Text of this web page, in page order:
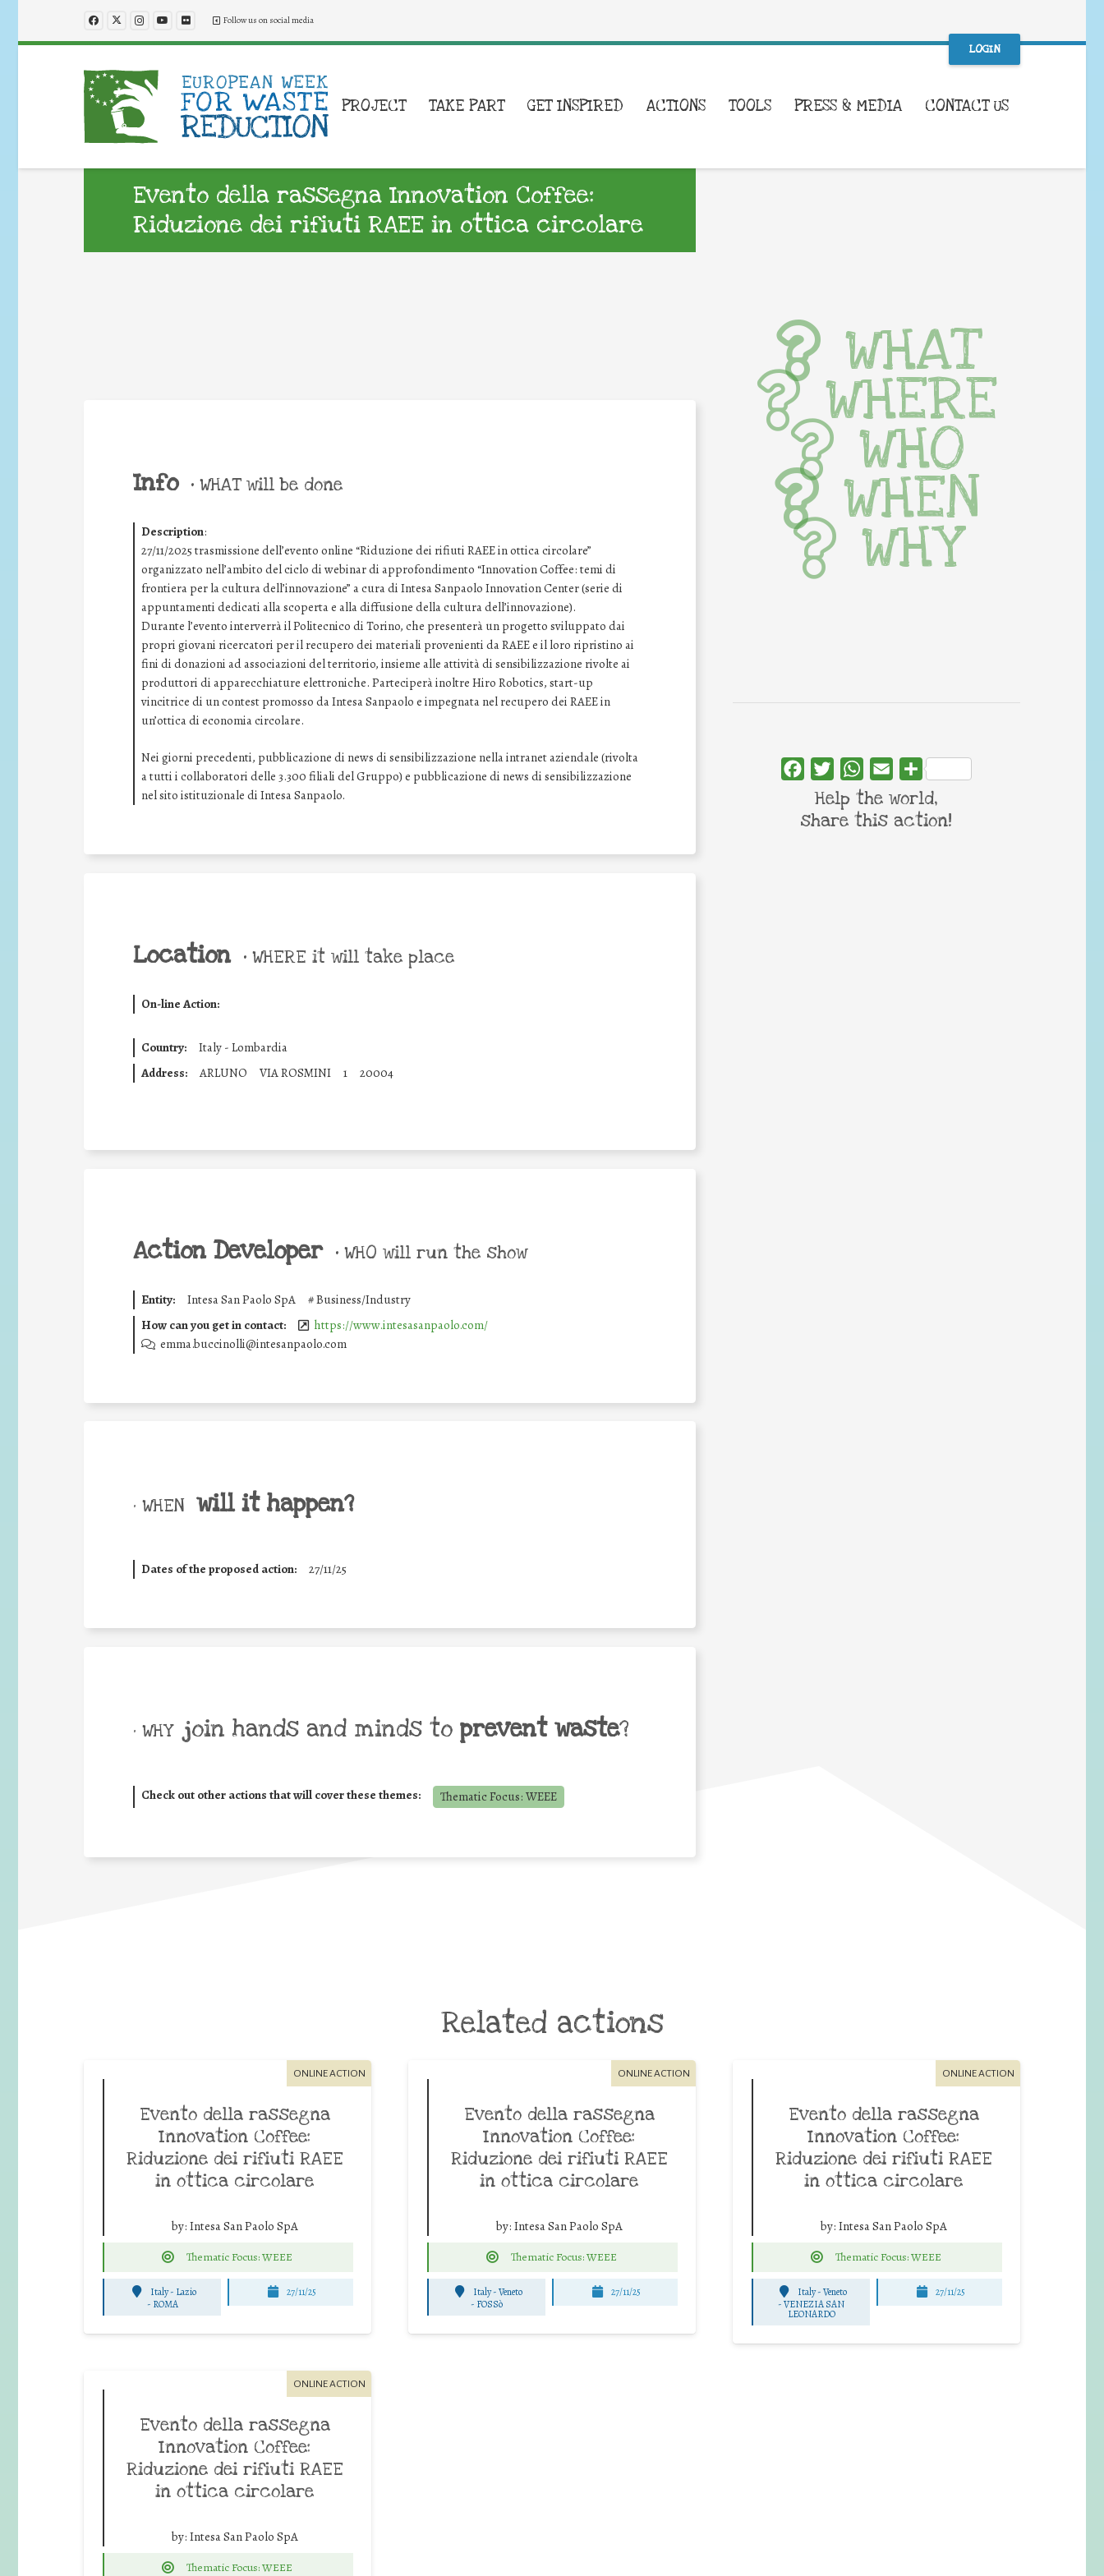
Follow us on social media
LOGIN
PROJECT TAKE PART GET INSPIRED ACTIONS TOOLS PRESS & MEDIA CONTACT US
Evento della rassegna Innovation Coffee:
Riduzione dei rifiuti RAEE in ottica circolare
Info • WHAT will be done
Description:
27/11/2025 trasmissione dell’evento online “Riduzione dei rifiuti RAEE in ottica circolare”
organizzato nell’ambito del ciclo di webinar di approfondimento “Innovation Coffee: temi di
frontiera per la cultura dell’innovazione” a cura di Intesa Sanpaolo Innovation Center (serie di
appuntamenti dedicati alla scoperta e alla diffusione della cultura dell’innovazione).
Durante l’evento interverrà il Politecnico di Torino, che presenterà un progetto sviluppato dai
propri giovani ricercatori per il recupero dei materiali provenienti da RAEE e il loro ripristino ai
fini di donazioni ad associazioni del territorio, insieme alle attività di sensibilizzazione rivolte ai
produttori di apparecchiature elettroniche. Parteciperà inoltre Hiro Robotics, start-up
vincitrice di un contest promosso da Intesa Sanpaolo e impegnata nel recupero dei RAEE in
un’ottica di economia circolare.
Nei giorni precedenti, pubblicazione di news di sensibilizzazione nella intranet aziendale (rivolta
a tutti i collaboratori delle 3.300 filiali del Gruppo) e pubblicazione di news di sensibilizzazione
nel sito istituzionale di Intesa Sanpaolo.
Location • WHERE it will take place
On-line Action:
Country:
Italy - Lombardia
Address:
ARLUNO VIA ROSMINI 1 20004
Action Developer • WHO will run the show
Entity: Intesa San Paolo SpA #Business/Industry
How can you get in contact:
https://www.intesasanpaolo.com/
emma.buccinolli@intesanpaolo.com
• WHEN will it happen?
Dates of the proposed action: 27/11/25
• WHY join hands and minds to prevent waste?
Check out other actions that will cover these themes: Thematic Focus: WEEE
WHAT
WHERE
WHO
WHEN
WHY
FacebookTwitterWhatsApp
Email Share
Help the world,
share this action!
Related actions
ONLINE ACTION
Evento della rassegna
Innovation Coffee:
Riduzione dei rifiuti RAEE
in ottica circolare
by: Intesa San Paolo SpA
Thematic Focus: WEEE
Italy - Lazio
- ROMA
27/11/25
ONLINE ACTION
Evento della rassegna
Innovation Coffee:
Riduzione dei rifiuti RAEE
in ottica circolare
by: Intesa San Paolo SpA
Thematic Focus: WEEE
Italy - Veneto
- FOSSò
27/11/25
ONLINE ACTION
Evento della rassegna
Innovation Coffee:
Riduzione dei rifiuti RAEE
in ottica circolare
by: Intesa San Paolo SpA
Thematic Focus: WEEE
Italy - Veneto
-VENEZIA SAN
LEONARDO
27/11/25
ONLINE ACTION
Evento della rassegna
Innovation Coffee:
Riduzione dei rifiuti RAEE
in ottica circolare
by: Intesa San Paolo SpA
Thematic Focus: WEEE